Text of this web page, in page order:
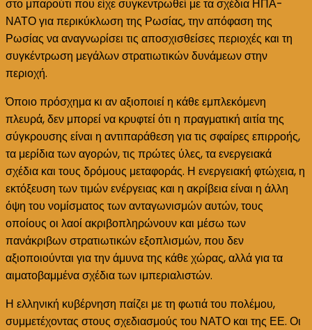
στο μπαρούτι που είχε συγκεντρωθεί με τα σχέδια ΗΠΑ-
ΝΑΤΟ για περικύκλωση της Ρωσίας, την απόφαση της
Ρωσίας να αναγνωρίσει τις αποσχισθείσες περιοχές και τη
συγκέντρωση μεγάλων στρατιωτικών δυνάμεων στην
περιοχή.
Όποιο πρόσχημα κι αν αξιοποιεί η κάθε εμπλεκόμενη
πλευρά, δεν μπορεί να κρυφτεί ότι η πραγματική αιτία της
σύγκρουσης είναι η αντιπαράθεση για τις σφαίρες επιρροής,
τα μερίδια των αγορών, τις πρώτες ύλες, τα ενεργειακά
σχέδια και τους δρόμους μεταφοράς. Η ενεργειακή φτώχεια, η
εκτόξευση των τιμών ενέργειας και η ακρίβεια είναι η άλλη
όψη του νομίσματος των ανταγωνισμών αυτών, τους
οποίους οι λαοί ακριβοπληρώνουν και μέσω των
πανάκριβων στρατιωτικών εξοπλισμών, που δεν
αξιοποιούνται για την άμυνα της κάθε χώρας, αλλά για τα
αιματοβαμμένα σχέδια των ιμπεριαλιστών.
Η ελληνική κυβέρνηση παίζει με τη φωτιά του πολέμου,
συμμετέχοντας στους σχεδιασμούς του ΝΑΤΟ και της ΕΕ. Οι